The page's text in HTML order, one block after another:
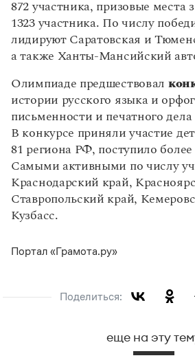
Учебник Грамоты
Правила русского языка: от азов до
Интерактивные упражнения: от
Издательство
Словари
Научпоп
Учебники и справочники
Все книги
872 участника, призовые места
1323 участника. По числу
лидируют Саратовская и
а также Ханты-Мансийский
Олимпиаде предшествовал
истории русского языка и
письменности и печатного дела
В конкурсе приняли участие
81 региона РФ, поступило более
Самыми активными по числу
Краснодарский край,
Ставропольский край,
Кузбасс.
Портал «Грамота.ру»
Поделиться:
еще на эту